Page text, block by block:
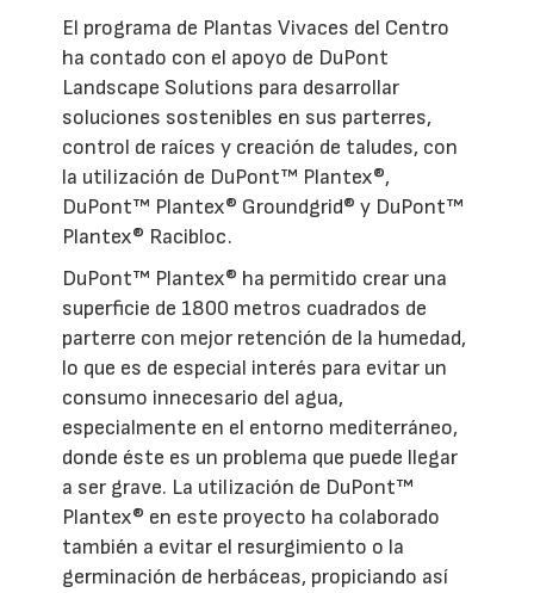
El programa de Plantas Vivaces del Centro
ha contado con el apoyo de DuPont
Landscape Solutions para desarrollar
soluciones sostenibles en sus parterres,
control de raíces y creación de taludes, con
la utilización de DuPont™ Plantex®,
DuPont™ Plantex® Groundgrid® y DuPont™
Plantex® Racibloc.
DuPont™ Plantex® ha permitido crear una
superficie de 1800 metros cuadrados de
parterre con mejor retención de la humedad,
lo que es de especial interés para evitar un
consumo innecesario del agua,
especialmente en el entorno mediterráneo,
donde éste es un problema que puede llegar
a ser grave. La utilización de DuPont™
Plantex® en este proyecto ha colaborado
también a evitar el resurgimiento o la
germinación de herbáceas, propiciando así